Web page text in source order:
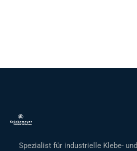
Spezialist für industrielle Klebe- und